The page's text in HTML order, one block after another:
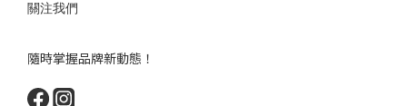
關注我們
隨時掌握品牌新動態！